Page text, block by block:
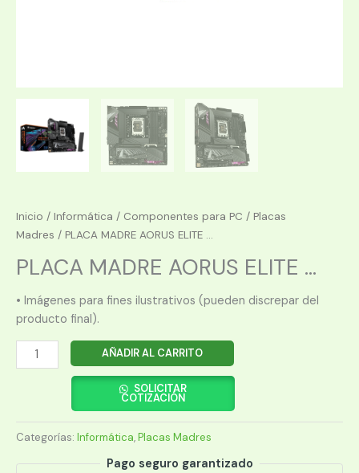
Inicio / Informática / Componentes para PC / Placas
Madres / PLACA MADRE AORUS ELITE ...
PLACA MADRE AORUS ELITE ...
• Imágenes para fines ilustrativos (pueden discrepar del
producto final).
PLACA
MADRE
WIFI7
DDR5
AÑADIR AL CARRITO
SOLICITAR
COTIZACIÓN
Categorías: Informática,Placas Madres
Pago seguro garantizado